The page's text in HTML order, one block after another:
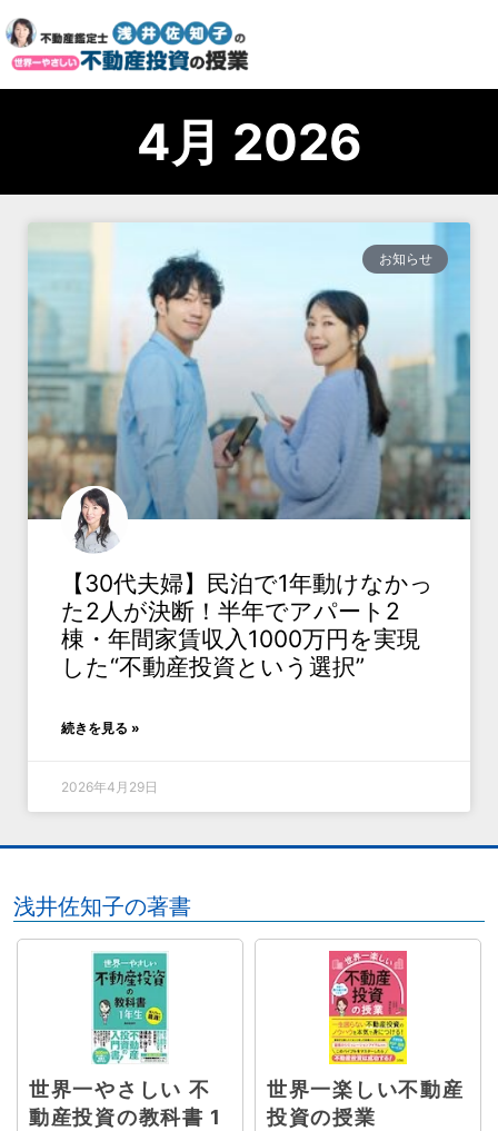
4月 2026
お知らせ
【30代夫婦】民泊で1年動けなかっ
た2人が決断！半年でアパート2
棟・年間家賃収入1000万円を実現
した“不動産投資という選択”
続きを見る »
2026年4月29日
浅井佐知子の著書
世界一やさしい 不
動産投資の教科書 1
世界一楽しい不動産
投資の授業